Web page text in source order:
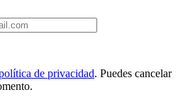
de privacidad. Puedes cancelar